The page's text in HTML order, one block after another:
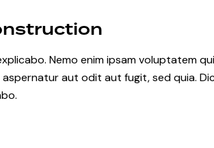
Nemo enim ipsam voluptatem
aut odit aut fugit, sed quia.